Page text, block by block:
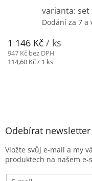
varianta: set
Dodání za 7 a
1 146 Kč / ks
947 Kč bez DPH
Měrná
114,60 Kč / 1 ks
Z
Odebírat newsletter
Vložte svůj e-mail a my
produktech na našem e-